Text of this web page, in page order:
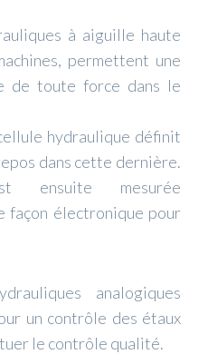
à aiguille haute
permettent une
de toute force dans le
hydraulique définit
dans cette dernière.
ensuite mesurée
façon électronique pour
analogiques
un contrôle des étaux
le contrôle qualité.